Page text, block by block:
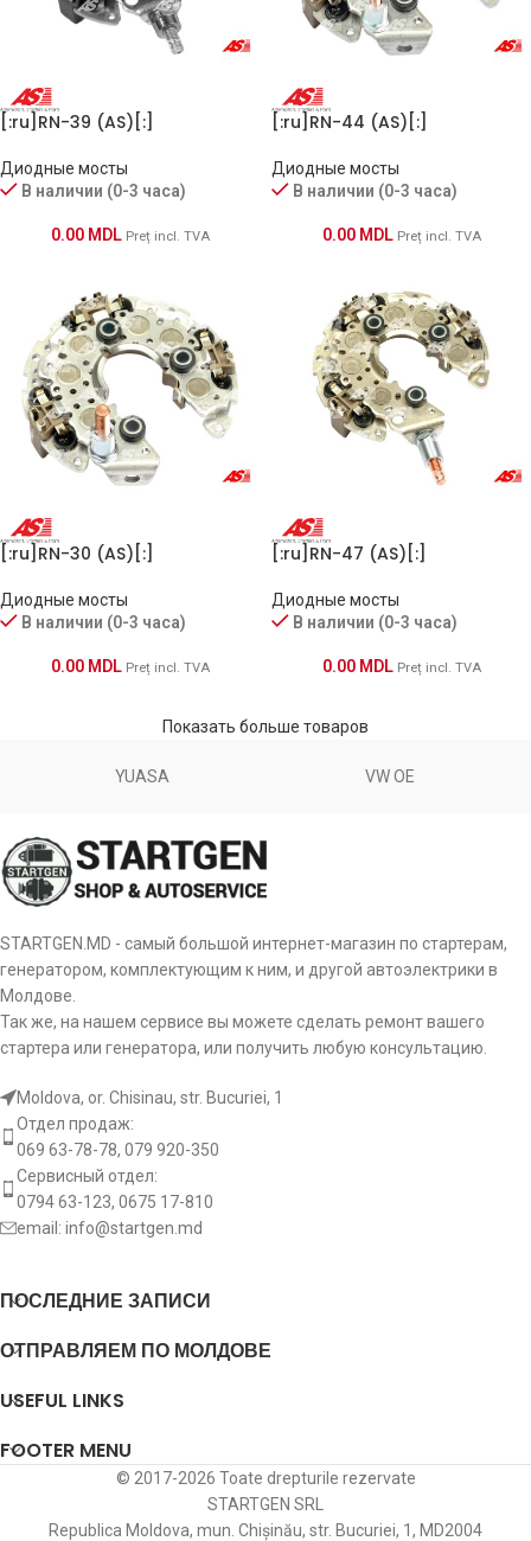
[:ru]RN-39 (AS)[:]
Диодные мосты
В наличии (0-3 часа)
0.00 MDL Preț incl. TVA
[:ru]RN-44 (AS)[:]
Диодные мосты
В наличии (0-3 часа)
0.00 MDL Preț incl. TVA
[:ru]RN-30 (AS)[:]
Диодные мосты
В наличии (0-3 часа)
0.00 MDL Preț incl. TVA
[:ru]RN-47 (AS)[:]
Диодные мосты
В наличии (0-3 часа)
0.00 MDL Preț incl. TVA
Показать больше товаров
YUASA VW OE
STARTGEN.MD - самый большой интернет-магазин по стартерам,
генератором, комплектующим к ним, и другой автоэлектрики в
Молдове.
Так же, на нашем сервисе вы можете сделать ремонт вашего
стартера или генератора, или получить любую консультацию.
Moldova, or. Chisinau, str. Bucuriei, 1
Отдел продаж:
069 63-78-78, 079 920-350
Сервисный отдел:
0794 63-123, 0675 17-810
email: info@startgen.md
ПОСЛЕДНИЕ ЗАПИСИ
ОТПРАВЛЯЕМ ПО МОЛДОВЕ
USEFUL LINKS
FOOTER MENU
© 2017-2026 Toate drepturile rezervate
STARTGEN SRL
Republica Moldova, mun. Chișinău, str. Bucuriei, 1, MD2004